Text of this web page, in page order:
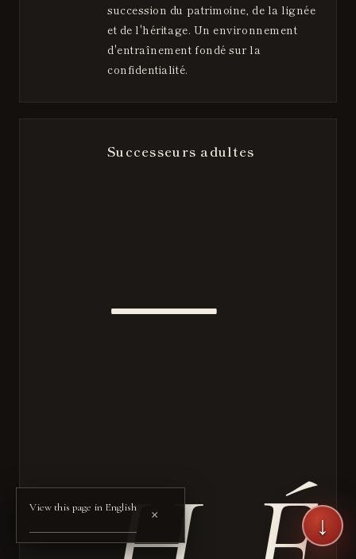
succession du patrimoine, de la lignée
et de l'héritage. Un environnement
d'entraînement fondé sur la
confidentialité.
Successeurs adultes
—
↓
View this page in English
×